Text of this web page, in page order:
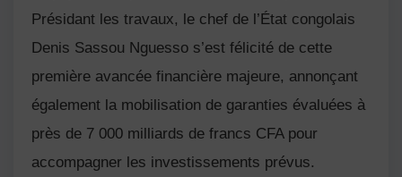
Présidant les travaux, le chef de l’État congolais
Denis Sassou Nguesso s’est félicité de cette
première avancée financière majeure, annonçant
également la mobilisation de garanties évaluées à
près de 7 000 milliards de francs CFA pour
accompagner les investissements prévus.